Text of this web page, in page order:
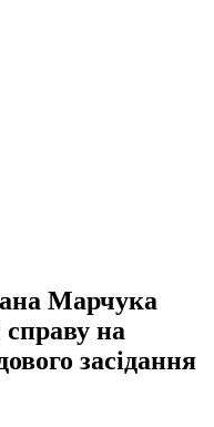
Марчука
на
засідання